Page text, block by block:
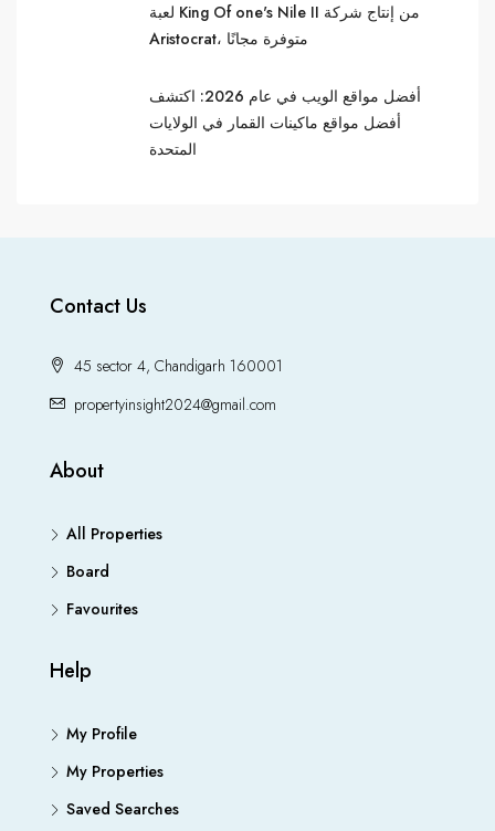
لعبة King Of one's Nile II من إنتاج شركة
Aristocrat، متوفرة مجانًا
أفضل مواقع الويب في عام 2026: اكتشف
أفضل مواقع ماكينات القمار في الولايات
المتحدة
Contact Us
45 sector 4, Chandigarh 160001
propertyinsight2024@gmail.com
About
All Properties
Board
Favourites
Help
My Profile
My Properties
Saved Searches